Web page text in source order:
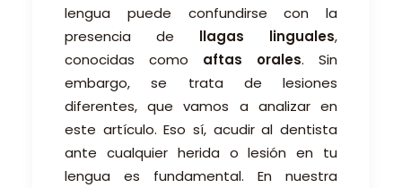
lengua puede confundirse con la
presencia de llagas linguales,
conocidas como aftas orales. Sin
embargo, se trata de lesiones
diferentes, que vamos a analizar en
este artículo. Eso sí, acudir al dentista
ante cualquier herida o lesión en tu
lengua es fundamental. En nuestra